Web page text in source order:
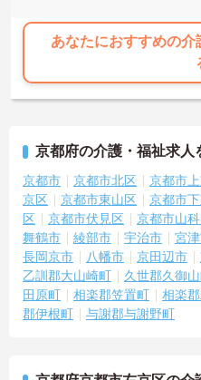
あなたにおすすめの
京都府の介護・福祉求人
京都市 京都市北区 京都市
京区
京都市東山区 京都市
区
京都市伏見区 京都市山
舞鶴市
綾部市 宇治市 宮
長岡京市
八幡市 京田辺市
乙訓郡大山崎町
久世郡久御
田原町
相楽郡笠置町 相楽
郡伊根町
与謝郡与謝野町